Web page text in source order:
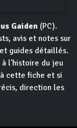
Gaiden (PC).
avis et notes sur
et guides détaillés.
à l'histoire du jeu
à cette fiche et si
direction les